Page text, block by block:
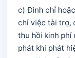
c) Đình chỉ
chỉ việc tài trợ,
thu hồi kinh phí
phát khi phát